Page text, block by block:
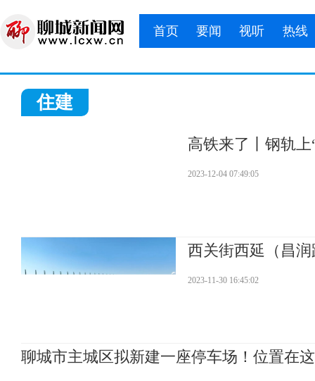
首页 要闻 视听 热线
住建
高铁来了丨钢轨
2023-12-04 07:49:05
西关街西延（昌
2023-11-30 16:45:02
聊城市主城区拟新建一座停车场！位置在